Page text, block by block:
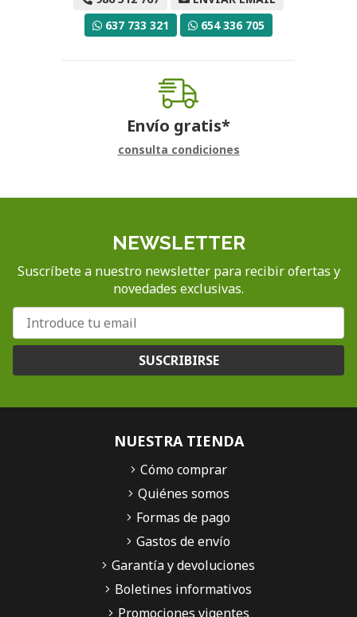
637 733 321
654 336 705
Envío gratis*
consulta condiciones
NEWSLETTER
Suscríbete a nuestro newsletter para recibir ofertas y
novedades exclusivas.
SUSCRIBIRSE
NUESTRA TIENDA
Cómo comprar
Quiénes somos
Formas de pago
Gastos de envío
Garantía y devoluciones
Boletines informativos
Promociones vigentes